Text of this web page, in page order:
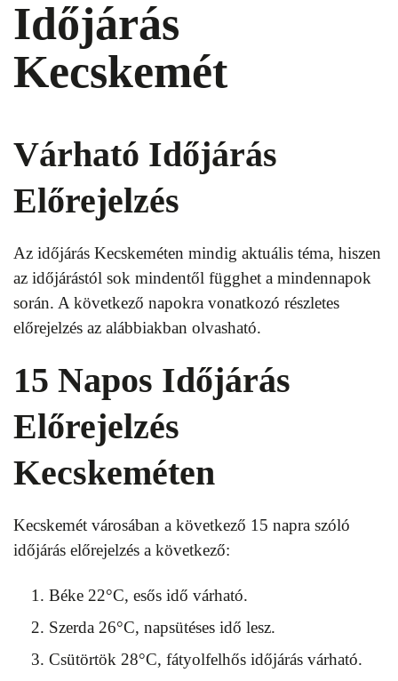
Időjárás
Kecskemét
Várható Időjárás
Előrejelzés
Az időjárás Kecskeméten mindig aktuális téma, hiszen
az időjárástól sok mindentől függhet a mindennapok
során. A következő napokra vonatkozó részletes
előrejelzés az alábbiakban olvasható.
15 Napos Időjárás
Előrejelzés
Kecskeméten
Kecskemét városában a következő 15 napra szóló
időjárás előrejelzés a következő:
Béke 22°C, esős idő várható.
Szerda 26°C, napsütéses idő lesz.
Csütörtök 28°C, fátyolfelhős időjárás várható.